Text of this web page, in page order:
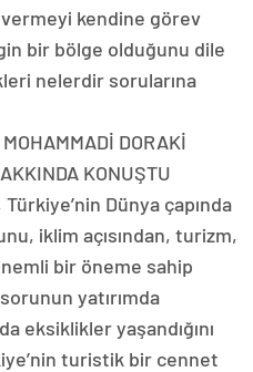
kendine görev
bir bölge olduğunu dile
nelerdir sorularına
DORAKİ
KONUŞTU
Dünya çapında
iklim açısından, turizm,
bir öneme sahip
yatırımda
eksiklikler yaşandığını
turistik bir cennet